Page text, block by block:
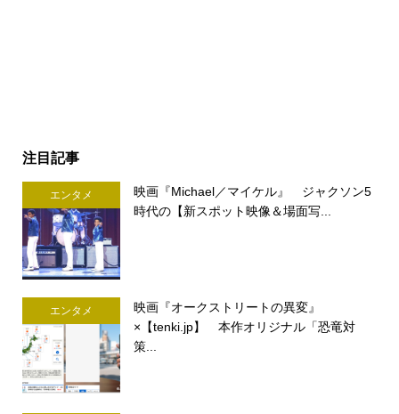
注目記事
エンタメ
映画『Michael／マイケル』 ジャクソン5
時代の【新スポット映像＆場面写...
エンタメ
映画『オークストリートの異変』
×【tenki.jp】 本作オリジナル「恐竜対
策...